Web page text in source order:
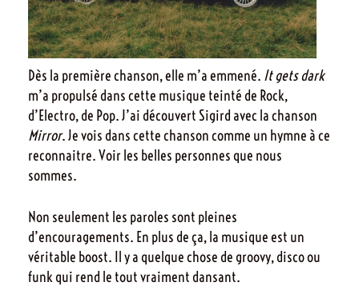
Dès la première chanson, elle m’a emmené. It gets dark
m’a propulsé dans cette musique teinté de Rock,
d’Electro, de Pop. J’ai découvert Sigird avec la chanson
Mirror. Je vois dans cette chanson comme un hymne à ce
reconnaitre. Voir les belles personnes que nous
sommes.
Non seulement les paroles sont pleines
d’encouragements. En plus de ça, la musique est un
véritable boost. Il y a quelque chose de groovy, disco ou
funk qui rend le tout vraiment dansant.